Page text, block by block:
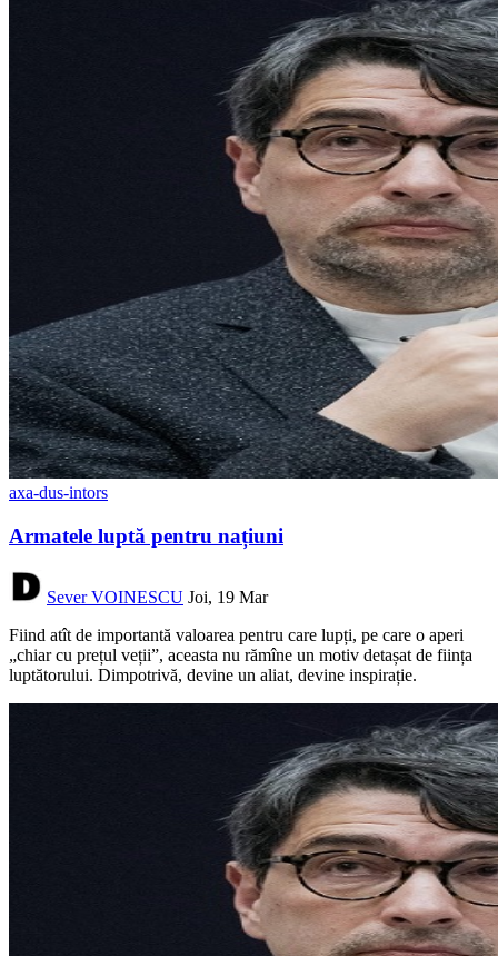
axa-dus-intors
Armatele luptă pentru națiuni
Sever VOINESCU Joi, 19 Mar
Fiind atît de importantă valoarea pentru care lupți, pe care o aperi
„chiar cu prețul veții”, aceasta nu rămîne un motiv detașat de ființa
luptătorului. Dimpotrivă, devine un aliat, devine inspirație.